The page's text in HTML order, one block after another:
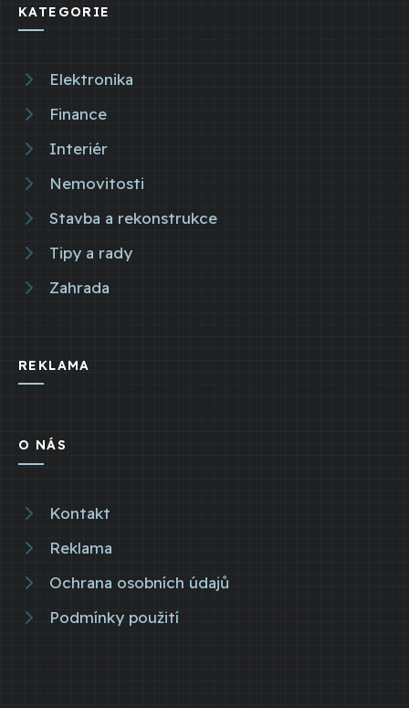
KATEGORIE
Elektronika
Finance
Interiér
Nemovitosti
Stavba a rekonstrukce
Tipy a rady
Zahrada
REKLAMA
O NÁS
Kontakt
Reklama
Ochrana osobních údajů
Podmínky použití